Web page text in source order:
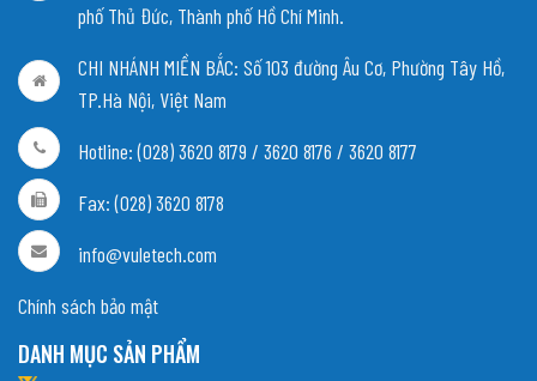
phố Thủ Đức, Thành phố Hồ Chí Minh.
CHI NHÁNH MIỀN BẮC: Số 103 đường Âu Cơ, Phường Tây Hồ,
TP.Hà Nội, Việt Nam
Hotline: (028) 3620 8179 / 3620 8176 / 3620 8177
Fax: (028) 3620 8178
info@vuletech.com
Chính sách bảo mật
DANH MỤC SẢN PHẨM